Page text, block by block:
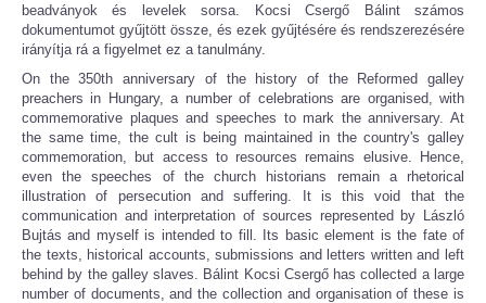
beadványok és levelek sorsa. Kocsi Csergő Bálint számos
dokumentumot gyűjtött össze, és ezek gyűjtésére és rendszerezésére
irányítja rá a figyelmet ez a tanulmány.
On the 350th anniversary of the history of the Reformed galley
preachers in Hungary, a number of celebrations are organised, with
commemorative plaques and speeches to mark the anniversary. At
the same time, the cult is being maintained in the country's galley
commemoration, but access to resources remains elusive. Hence,
even the speeches of the church historians remain a rhetorical
illustration of persecution and suffering. It is this void that the
communication and interpretation of sources represented by László
Bujtás and myself is intended to fill. Its basic element is the fate of
the texts, historical accounts, submissions and letters written and left
behind by the galley slaves. Bálint Kocsi Csergő has collected a large
number of documents, and the collection and organisation of these is